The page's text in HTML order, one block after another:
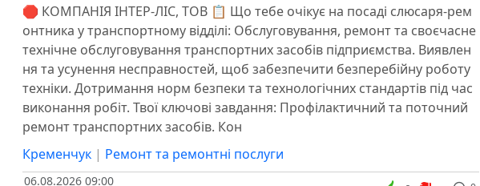
🛑 КОМПАНІЯ ІНТЕР-ЛІС, ТОВ 📋 Що тебе очікує на посаді слюсаря-рем
онтника у транспортному відділі: Обслуговування, ремонт та своєчасне
технічне обслуговування транспортних засобів підприємства. Виявлен
ня та усунення несправностей, щоб забезпечити безперебійну роботу
техніки. Дотримання норм безпеки та технологічних стандартів під час
виконання робіт. Твої ключові завдання: Профілактичний та поточний
ремонт транспортних засобів. Кон
Кременчук | Ремонт та ремонтні послуги
06.08.2026 09:00